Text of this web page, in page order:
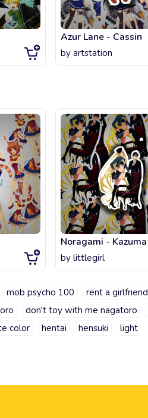
Azur Lane - Cassin
by artstation
by littlegirl
mob psycho 100 rent a girlfriend
don't toy with me nagatoro
color hentai hensuki
light